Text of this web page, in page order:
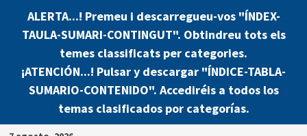
ALERTA...! Premeu i descarregueu-vos "ÍNDEX-
TAULA-SUMARI-CONTINGUT". Obtindreu tots els
temes classificats per categories.
¡ATENCIÓN...! Pulsar y descargar "ÍNDICE-TABLA-
SUMARIO-CONTENIDO". Accediréis a todos los
temas clasificados por categorías.